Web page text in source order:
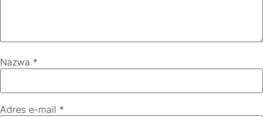
Nazwa *
Adres e-mail *